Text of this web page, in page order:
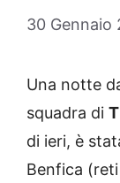
30 Gennaio
Una notte
squadra di
di ieri, è
Benfica